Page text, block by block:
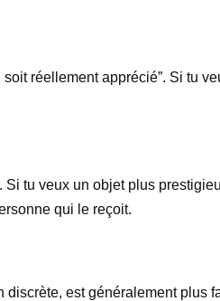
réellement apprécié”. Si tu
tu veux un objet plus
qui le reçoit.
est généralement plus